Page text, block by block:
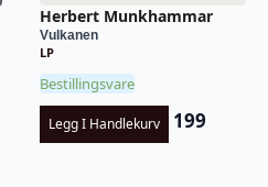
Herbert Munkhammar
Vulkanen
LP
Bestillingsvare
Legg I Handlekurv 199